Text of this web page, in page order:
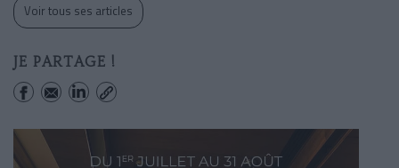
Voir tous ses articles
JE PARTAGE !